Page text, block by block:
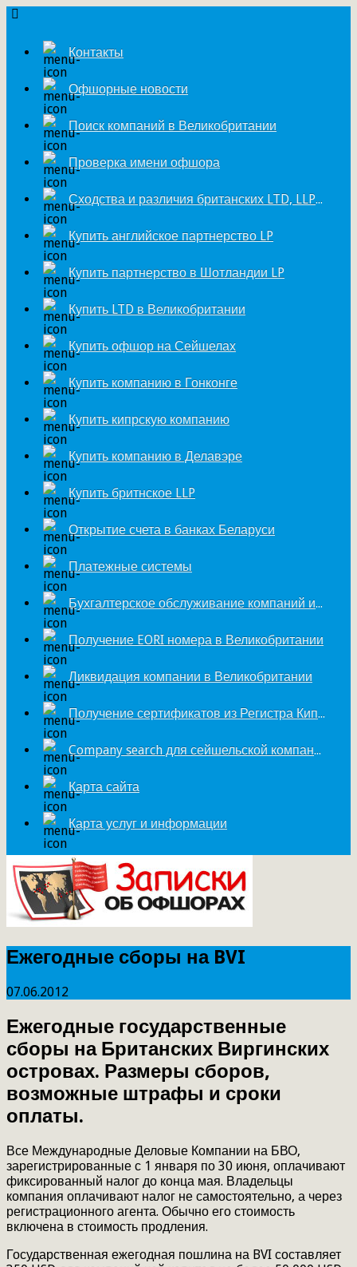
Контакты
Офшорные новости
Поиск компаний в Великобритании
Проверка имени офшора
Сходства и различия британских LTD, LLP и LP
Купить английское партнерство LP
Купить партнерство в Шотландии LP
Купить LTD в Великобритании
Купить офшор на Сейшелах
Купить компанию в Гонконге
Купить кипрскую компанию
Купить компанию в Делавэре
Купить бритнское LLP
Открытие счета в банках Беларуси
Платежные системы
Бухгалтерское обслуживание компаний из Великобритании
Получение EORI номера в Великобритании
Ликвидация компании в Великобритании
Получение сертификатов из Регистра Кипра
Company search для сейшельской компании
Карта сайта
Карта услуг и информации
Ежегодные сборы на BVI
07.06.2012
Ежегодные государственные
сборы на Британских Виргинских
островах. Размеры сборов,
возможные штрафы и сроки
оплаты.
Все Международные Деловые Компании на БВО,
зарегистрированные с 1 января по 30 июня, оплачивают
фиксированный налог до конца мая. Владельцы
компания оплачивают налог не самостоятельно, а через
регистрационного агента. Обычно его стоимость
включена в стоимость продления.
Государственная ежегодная пошлина на BVI составляет